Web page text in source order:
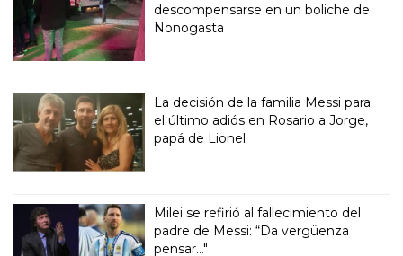
descompensarse en un boliche de
Nonogasta
La decisión de la familia Messi para
el último adiós en Rosario a Jorge,
papá de Lionel
Milei se refirió al fallecimiento del
padre de Messi: “Da vergüenza
pensar..."